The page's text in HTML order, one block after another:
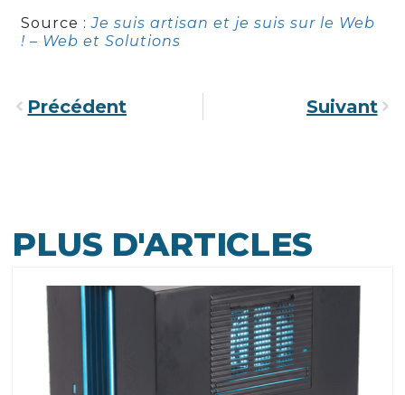
Source :Je suis artisan et je suis sur le Web
! – Web et Solutions
Précédent Suivant
PLUS D'ARTICLES